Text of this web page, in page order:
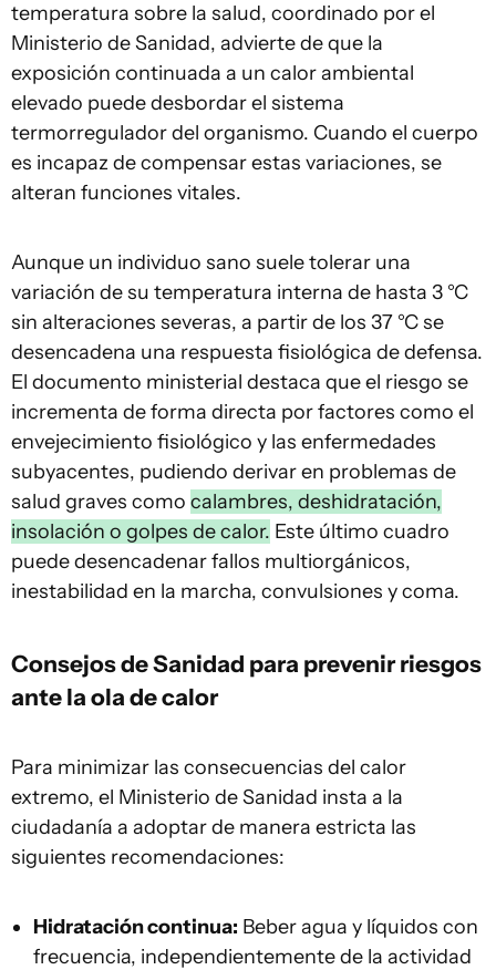
temperatura sobre la salud, coordinado por el
Ministerio de Sanidad, advierte de que la
exposición continuada a un calor ambiental
elevado puede desbordar el sistema
termorregulador del organismo. Cuando el cuerpo
es incapaz de compensar estas variaciones, se
alteran funciones vitales.
Aunque un individuo sano suele tolerar una
variación de su temperatura interna de hasta 3 °C
sin alteraciones severas, a partir de los 37 °C se
desencadena una respuesta fisiológica de defensa.
El documento ministerial destaca que el riesgo se
incrementa de forma directa por factores como el
envejecimiento fisiológico y las enfermedades
subyacentes, pudiendo derivar en problemas de
salud graves como calambres, deshidratación,
insolación o golpes de calor. Este último cuadro
puede desencadenar fallos multiorgánicos,
inestabilidad en la marcha, convulsiones y coma.
Consejos de Sanidad para prevenir riesgos
ante la ola de calor
Para minimizar las consecuencias del calor
extremo, el Ministerio de Sanidad insta a la
ciudadanía a adoptar de manera estricta las
siguientes recomendaciones:
Hidratación continua: Beber agua y líquidos con
frecuencia, independientemente de la actividad